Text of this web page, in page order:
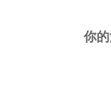
你